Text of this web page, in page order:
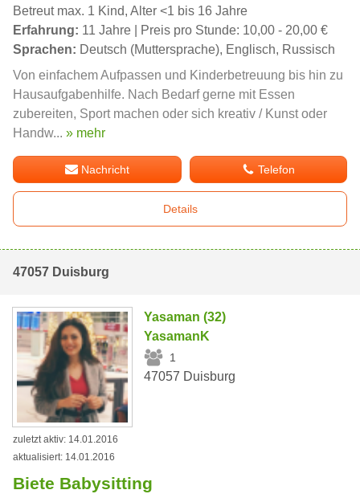
Betreut max. 1 Kind, Alter <1 bis 16 Jahre
Erfahrung: 11 Jahre | Preis pro Stunde: 10,00 - 20,00 €
Sprachen: Deutsch (Muttersprache), Englisch, Russisch
Von einfachem Aufpassen und Kinderbetreuung bis hin zu
Hausaufgabenhilfe. Nach Bedarf gerne mit Essen
zubereiten, Sport machen oder sich kreativ / Kunst oder
Handw... » mehr
Nachricht Telefon
Details
47057 Duisburg
Yasaman (32)
YasamanK
1
47057 Duisburg
zuletzt aktiv: 14.01.2016
aktualisiert: 14.01.2016
Biete Babysitting